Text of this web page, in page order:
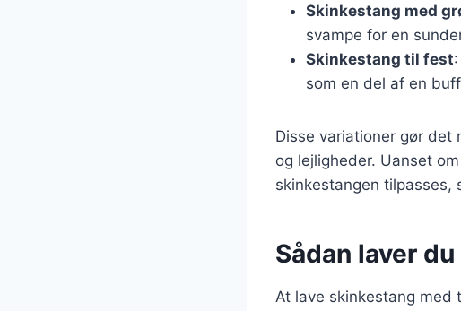
Skinkestang med
svampe for en
Skinkestang til fest
som en del af en
Disse variationer gør
og lejligheder. Uanset
skinkestangen tilpasses,
Sådan laver
At lave skinkestang med